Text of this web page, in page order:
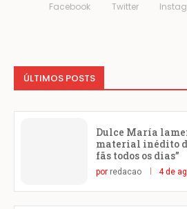
Facebook Twitter
ÚLTIMOS POSTS
Dulce María
material inédito
fãs todos os dias”
por redacao 4 de